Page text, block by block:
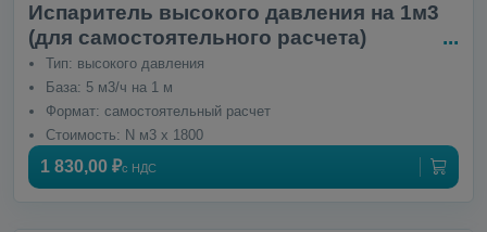
Испаритель высокого давления на 1м3
(для самостоятельного расчета)
Тип: высокого давления
База: 5 м3/ч на 1 м
Формат: самостоятельный расчет
Стоимость: N м3 x 1800
1 830,00 ₽с НДС